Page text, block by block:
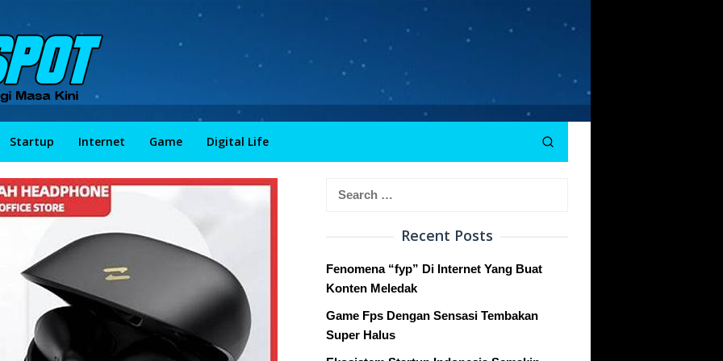
Startup Internet Game Digital Life
Recent Posts
Fenomena “fyp” Di Internet Yang Buat
Konten Meledak
Game Fps Dengan Sensasi Tembakan
Super Halus